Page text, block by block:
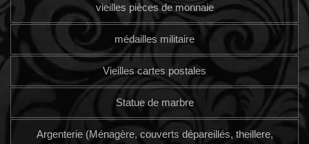
vieilles pièces de monnaie
médailles militaire
Vieilles cartes postales
Statue de marbre
Argenterie (Ménagère, couverts dépareillés, theillere,